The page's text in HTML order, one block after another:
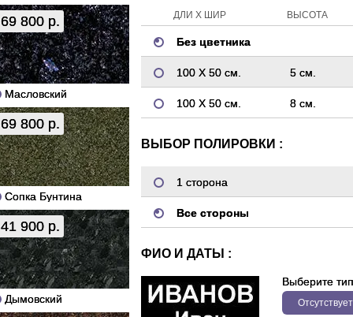
69 800 р.
Масловский
69 800 р.
Сопка Бунтина
41 900 р.
Дымовский
ДЛИ Х ШИР ВЫСОТА
Без цветника
100 Х 50 см. 5 см.
100 Х 50 см. 8 см.
ВЫБОР ПОЛИРОВКИ :
1 сторона
Все стороны
ФИО И ДАТЫ :
Выберите тип
Отсутствует